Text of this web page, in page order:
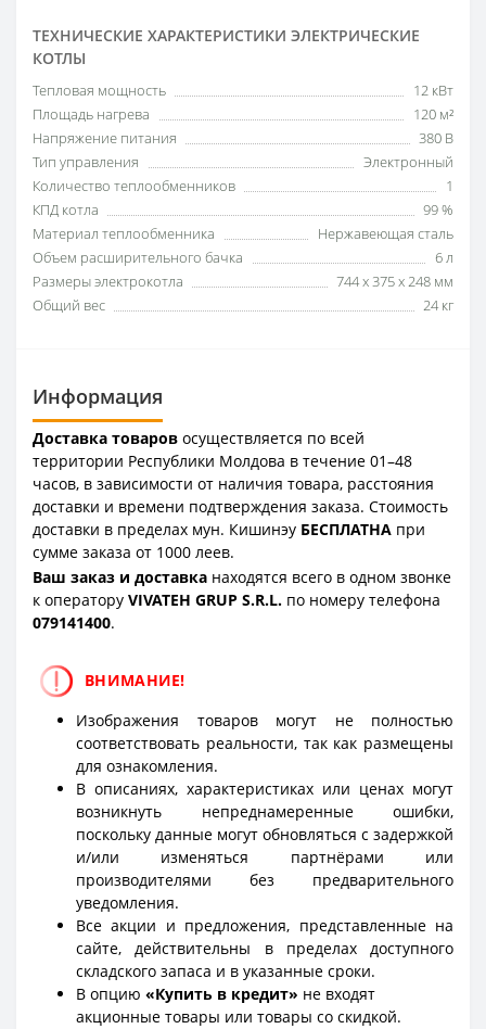
ТЕХНИЧЕСКИЕ ХАРАКТЕРИСТИКИ ЭЛЕКТРИЧЕСКИЕ
КОТЛЫ
Тепловая мощность
12 кВт
Площадь нагрева
120 м²
Напряжение питания
380 В
Тип управления
Электронный
Количество теплообменников
1
КПД котла
99 %
Материал теплообменника
Нержавеющая сталь
Объем расширительного бачка
6 л
Размеры электрокотла
744 x 375 x 248 мм
Общий вес
24 кг
Информация
Доставка товаров осуществляется по всей
территории Республики Молдова в течение 01–48
часов, в зависимости от наличия товара, расстояния
доставки и времени подтверждения заказа. Стоимость
доставки в пределах мун. Кишинэу БЕСПЛАТНА при
сумме заказа от 1000 леев.
Ваш заказ и доставка находятся всего в одном звонке
к оператору VIVATEH GRUP S.R.L. по номеру телефона
079141400.
ВНИМАНИЕ!
Изображения товаров могут не полностью
соответствовать реальности, так как размещены
для ознакомления.
В описаниях, характеристиках или ценах могут
возникнуть непреднамеренные ошибки,
поскольку данные могут обновляться с задержкой
и/или изменяться партнёрами или
производителями без предварительного
уведомления.
Все акции и предложения, представленные на
сайте, действительны в пределах доступного
складского запаса и в указанные сроки.
В опцию «Купить в кредит» не входят
акционные товары или товары со скидкой.